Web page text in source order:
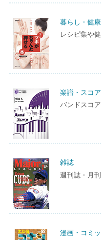
暮らし・健
レシピ集や
楽譜・スコ
バンドスコ
雑誌
週刊誌・月
漫画・コミ